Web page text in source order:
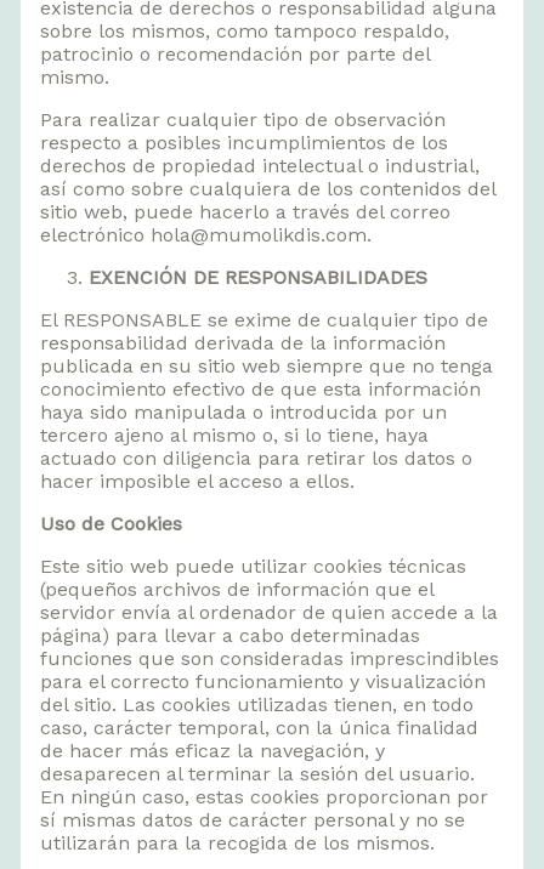
existencia de derechos o responsabilidad alguna
sobre los mismos, como tampoco respaldo,
patrocinio o recomendación por parte del
mismo.
Para realizar cualquier tipo de observación
respecto a posibles incumplimientos de los
derechos de propiedad intelectual o industrial,
así como sobre cualquiera de los contenidos del
sitio web, puede hacerlo a través del correo
electrónico hola@mumolikdis.com.
EXENCIÓN DE RESPONSABILIDADES
El RESPONSABLE se exime de cualquier tipo de
responsabilidad derivada de la información
publicada en su sitio web siempre que no tenga
conocimiento efectivo de que esta información
haya sido manipulada o introducida por un
tercero ajeno al mismo o, si lo tiene, haya
actuado con diligencia para retirar los datos o
hacer imposible el acceso a ellos.
Uso de Cookies
Este sitio web puede utilizar cookies técnicas
(pequeños archivos de información que el
servidor envía al ordenador de quien accede a la
página) para llevar a cabo determinadas
funciones que son consideradas imprescindibles
para el correcto funcionamiento y visualización
del sitio. Las cookies utilizadas tienen, en todo
caso, carácter temporal, con la única finalidad
de hacer más eficaz la navegación, y
desaparecen al terminar la sesión del usuario.
En ningún caso, estas cookies proporcionan por
sí mismas datos de carácter personal y no se
utilizarán para la recogida de los mismos.